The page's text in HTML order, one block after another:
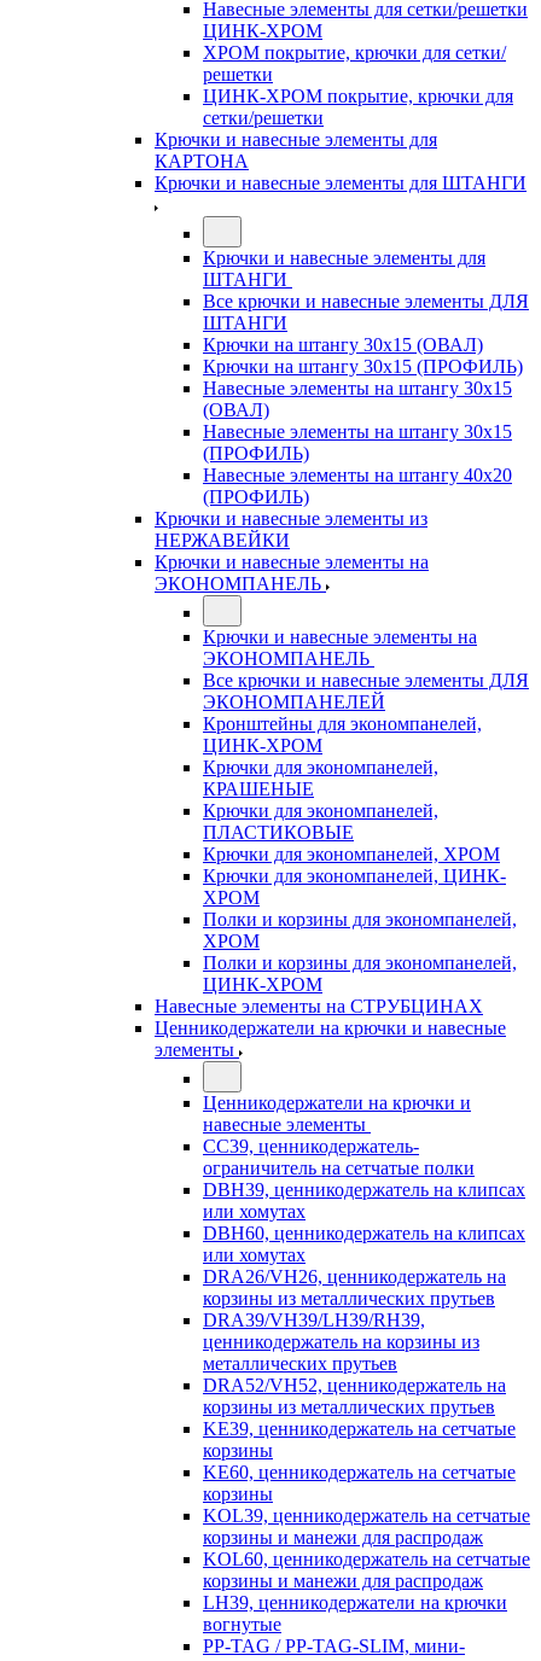
Навесные элементы для сетки/решетки
ЦИНК-ХРОМ
ХРОМ покрытие, крючки для сетки/
решетки
ЦИНК-ХРОМ покрытие, крючки для
сетки/решетки
Крючки и навесные элементы для
КАРТОНА
Крючки и навесные элементы для ШТАНГИ
Крючки и навесные элементы для
ШТАНГИ
Все крючки и навесные элементы ДЛЯ
ШТАНГИ
Крючки на штангу 30х15 (ОВАЛ)
Крючки на штангу 30х15 (ПРОФИЛЬ)
Навесные элементы на штангу 30х15
(ОВАЛ)
Навесные элементы на штангу 30х15
(ПРОФИЛЬ)
Навесные элементы на штангу 40х20
(ПРОФИЛЬ)
Крючки и навесные элементы из
НЕРЖАВЕЙКИ
Крючки и навесные элементы на
ЭКОНОМПАНЕЛЬ
Крючки и навесные элементы на
ЭКОНОМПАНЕЛЬ
Все крючки и навесные элементы ДЛЯ
ЭКОНОМПАНЕЛЕЙ
Кронштейны для экономпанелей,
ЦИНК-ХРОМ
Крючки для экономпанелей,
КРАШЕНЫЕ
Крючки для экономпанелей,
ПЛАСТИКОВЫЕ
Крючки для экономпанелей, ХРОМ
Крючки для экономпанелей, ЦИНК-
ХРОМ
Полки и корзины для экономпанелей,
ХРОМ
Полки и корзины для экономпанелей,
ЦИНК-ХРОМ
Навесные элементы на СТРУБЦИНАХ
Ценникодержатели на крючки и навесные
элементы
Ценникодержатели на крючки и
навесные элементы
CC39, ценникодержатель-
ограничитель на сетчатые полки
DBH39, ценникодержатель на клипсах
или хомутах
DBH60, ценникодержатель на клипсах
или хомутах
DRA26/VH26, ценникодержатель на
корзины из металлических прутьев
DRA39/VH39/LH39/RH39,
ценникодержатель на корзины из
металлических прутьев
DRA52/VH52, ценникодержатель на
корзины из металлических прутьев
KE39, ценникодержатель на сетчатые
корзины
KE60, ценникодержатель на сетчатые
корзины
KOL39, ценникодержатель на сетчатые
корзины и манежи для распродаж
KOL60, ценникодержатель на сетчатые
корзины и манежи для распродаж
LH39, ценникодержатели на крючки
вогнутые
PP-TAG / PP-TAG-SLIM, мини-